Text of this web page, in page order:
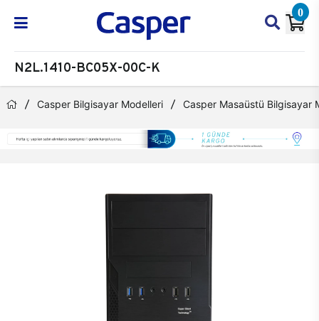
0
N2L.1410-BC05X-00C-K
Casper Bilgisayar Modelleri Casper Masaüstü Bilgisayar